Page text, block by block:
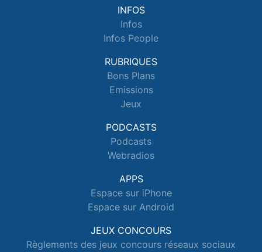
INFOS
Infos
Infos People
RUBRIQUES
Bons Plans
Emissions
Jeux
PODCASTS
Podcasts
Webradios
APPS
Espace sur iPhone
Espace sur Android
JEUX CONCOURS
Règlements des jeux concours réseaux sociaux